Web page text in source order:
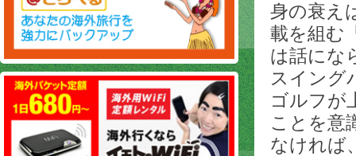
身の衰え
載を組む
は話にな
スイング
ゴルフが
ことを意
なければ